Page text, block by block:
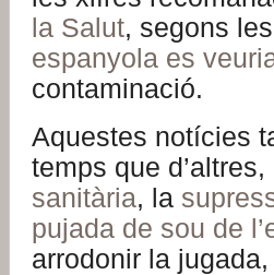
la Salut, segons
espanyola es
contaminació.
Aquestes notícies
temps que
sanitària, la
pujada de sou de
arrodonir la